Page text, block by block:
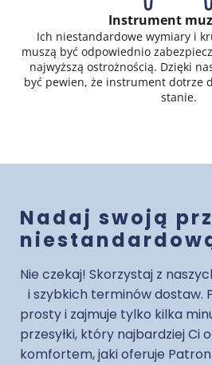
Instrument
Ich niestandardowe wymiary i
muszą być odpowiednio
najwyższą ostrożnością. Dzięki
być pewien, że instrument dotrze
stanie.
Nadaj swoją
Nie czekaj! Skorzystaj z
i szybkich terminów dostaw.
prosty i zajmuje tylko kilka
przesyłki, który najbardziej Ci
komfortem, jaki oferuje Patron